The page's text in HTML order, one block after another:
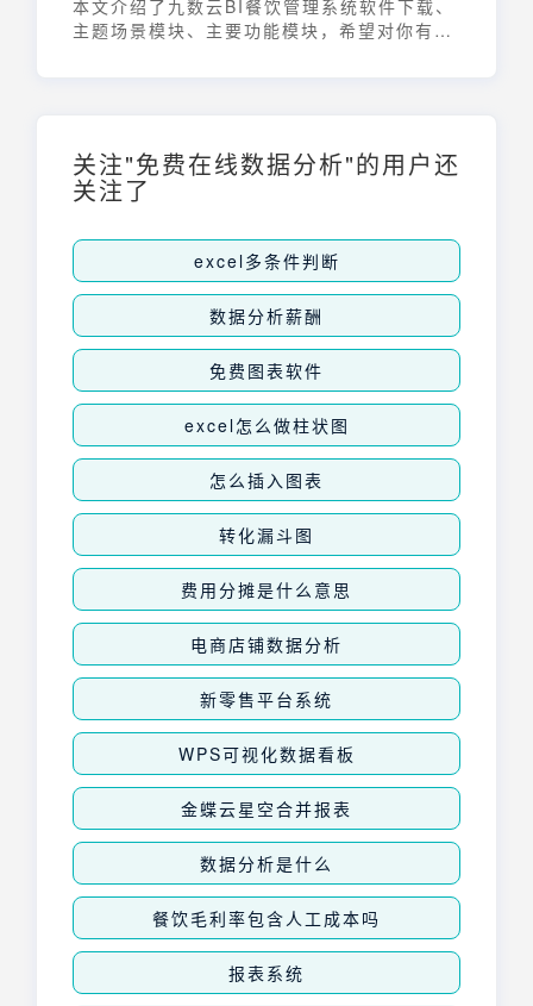
本文介绍了九数云BI餐饮管理系统软件下载、
主题场景模块、主要功能模块，希望对你有帮
关注"免费在线数据分析"的用户还
关注了
excel多条件判断
数据分析薪酬
免费图表软件
excel怎么做柱状图
怎么插入图表
转化漏斗图
费用分摊是什么意思
电商店铺数据分析
新零售平台系统
WPS可视化数据看板
金蝶云星空合并报表
数据分析是什么
餐饮毛利率包含人工成本吗
报表系统